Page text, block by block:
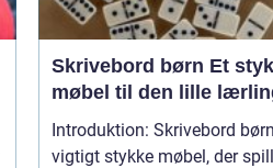
Skrivebord børn Et stykke
møbel til den lille
Introduktion: Skrivebord
vigtigt stykke møbel, der